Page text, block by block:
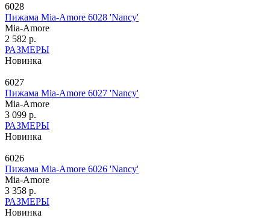
6028
Пижама Mia-Amore 6028 'Nancy'
Mia-Amore
2 582 р.
РАЗМЕРЫ
Новинка
6027
Пижама Mia-Amore 6027 'Nancy'
Mia-Amore
3 099 р.
РАЗМЕРЫ
Новинка
6026
Пижама Mia-Amore 6026 'Nancy'
Mia-Amore
3 358 р.
РАЗМЕРЫ
Новинка